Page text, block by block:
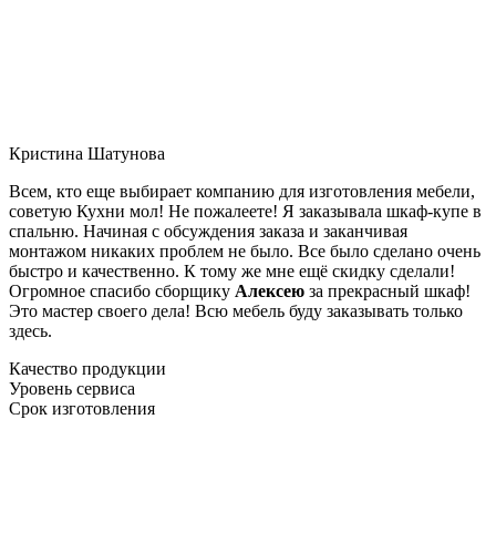
Кристина Шатунова
Всем, кто еще выбирает компанию для изготовления мебели,
советую Кухни мол! Не пожалеете! Я заказывала шкаф-купе в
спальню. Начиная с обсуждения заказа и заканчивая
монтажом никаких проблем не было. Все было сделано очень
быстро и качественно. К тому же мне ещё скидку сделали!
Огромное спасибо сборщику Алексею за прекрасный шкаф!
Это мастер своего дела! Всю мебель буду заказывать только
здесь.
Качество продукции
Уровень сервиса
Срок изготовления